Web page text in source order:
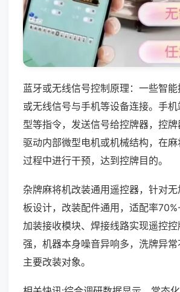
蓝牙或无线信号控制原理：一些智
或无线信号与手机等设备连接。手
型等指令，发送信号给控牌器，控
驱动内部微型电机或机械结构，在
过程中进行干预，达到控牌目的。
杂牌麻将机改装通用遥控器，针对
板设计，改装配件通用，适配率
加装接收模块、焊接线路实现遥控
强，机器本身噪音异响多，洗牌异
主要改装对象。